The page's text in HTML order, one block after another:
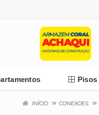
Pisos
INÍCIO CONEXOES